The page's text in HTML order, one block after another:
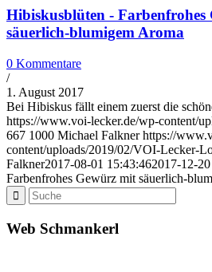
Hibiskusblüten - Farbenfrohes
säuerlich-blumigem Aroma
0 Kommentare
/
1. August 2017
Bei Hibiskus fällt einem zuerst die
https://www.voi-lecker.de/wp-content/
667 1000 Michael Falkner https://
content/uploads/2019/02/VOI-Lecker-
Falkner2017-08-01 15:43:462017-12-20
Farbenfrohes Gewürz mit säuerlich-
Web Schmankerl